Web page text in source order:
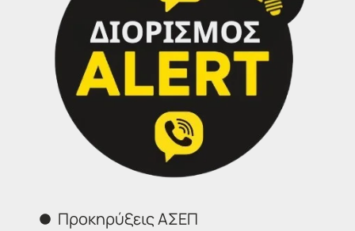
Τηλέφωνα επικοινωνίας
Σέρρες:
23213 02583
Αθήνα:
210 3000319
Θεσσαλονίκη:
2314 314202
Ιωάννινα:26516 08616
Φόρμα επικοινωνίας
Προκηρύξεις ΑΣΕΠ